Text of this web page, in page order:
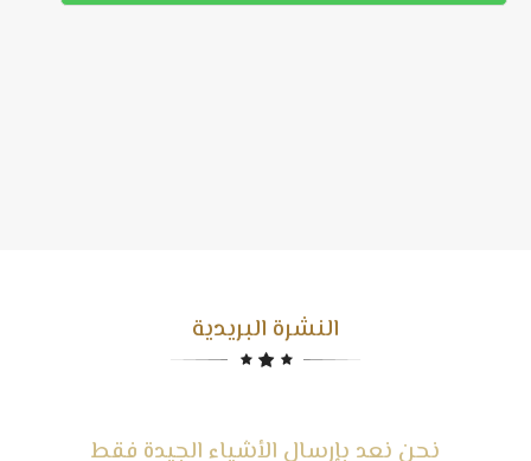
النشرة البريدية
نحن نعد بإرسال الأشياء الجيدة فقط